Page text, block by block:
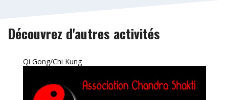
Découvrez d'autres activités
Qi Gong/Chi Kung